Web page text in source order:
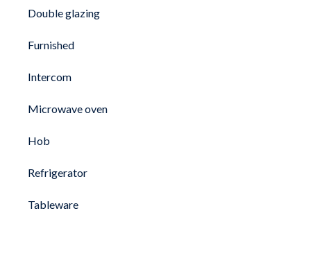
Double glazing
Furnished
Intercom
Microwave oven
Hob
Refrigerator
Tableware